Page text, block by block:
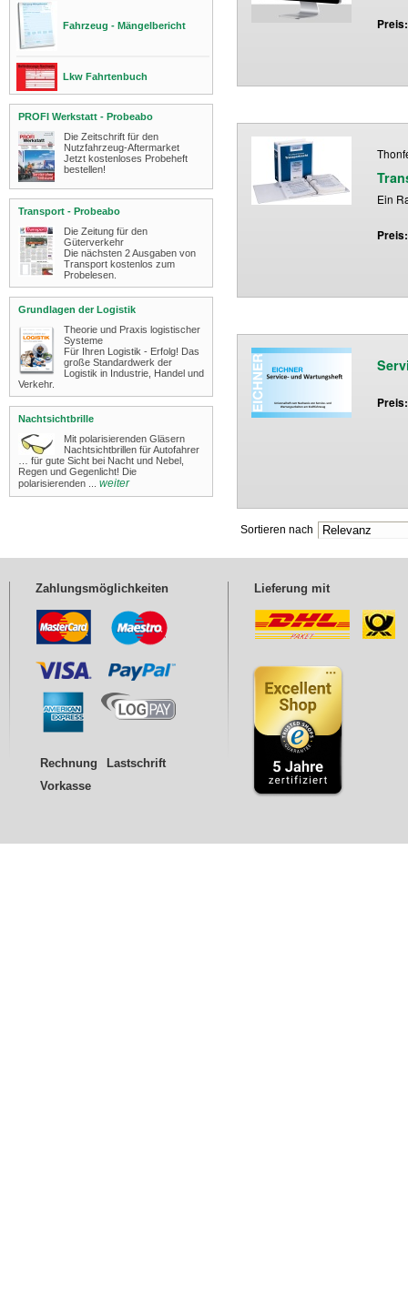
Fahrzeug - Mängelbericht
Lkw Fahrtenbuch
PROFI Werkstatt - Probeabo
Die Zeitschrift für den
Nutzfahrzeug-Aftermarket
Jetzt kostenloses Probeheft
bestellen!
Transport - Probeabo
Die Zeitung für den
Güterverkehr
Die nächsten 2 Ausgaben von
Transport kostenlos zum
Probelesen.
Grundlagen der Logistik
Theorie und Praxis logistischer
Systeme
Für Ihren Logistik - Erfolg! Das
große Standardwerk der
Logistik in Industrie, Handel und
Verkehr.
Nachtsichtbrille
Mit polarisierenden Gläsern
Nachtsichtbrillen für Autofahrer
… für gute Sicht bei Nacht und Nebel,
Regen und Gegenlicht! ​Die
polarisierenden ...
weiter
Ein
Sortieren nach
Zahlungsmöglichkeiten
Rechnung
Lastschrift
Vorkasse
Lieferung mit